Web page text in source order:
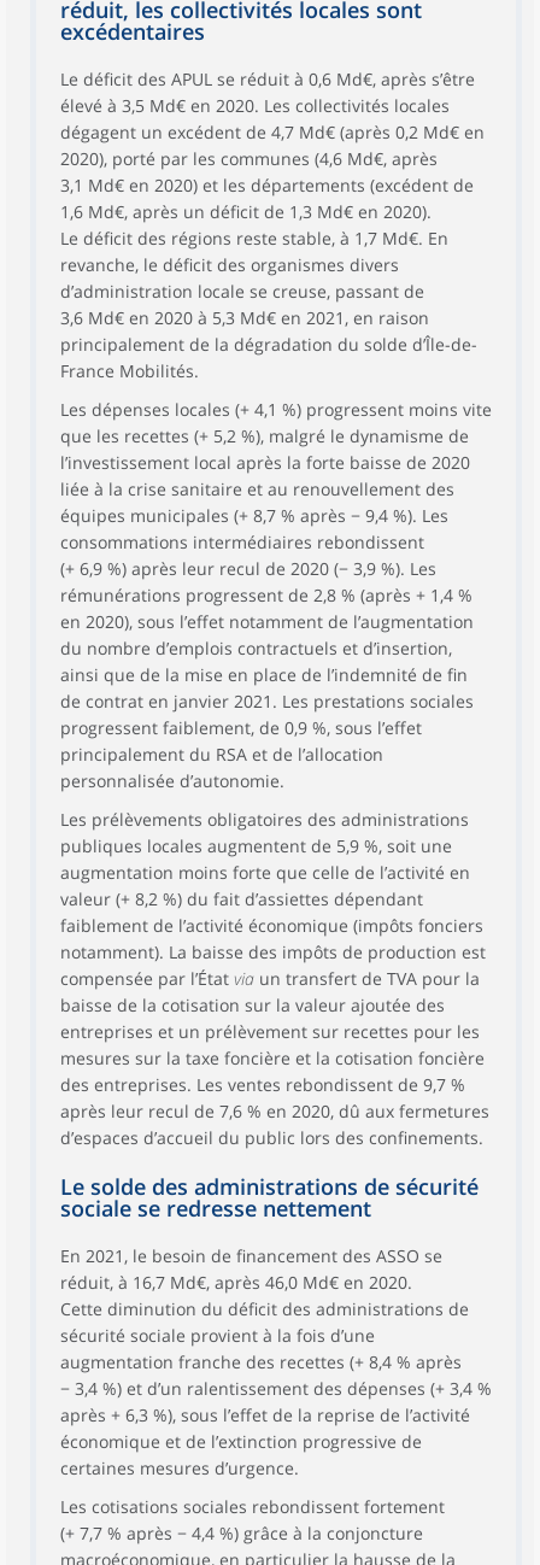
réduit, les collectivités locales sont
excédentaires
Le déficit des APUL se réduit à 0,6 Md€, après s’être
élevé à 3,5 Md€ en 2020. Les collectivités locales
dégagent un excédent de 4,7 Md€ (après 0,2 Md€ en
2020), porté par les communes (4,6 Md€, après
3,1 Md€ en 2020) et les départements (excédent de
1,6 Md€, après un déficit de 1,3 Md€ en 2020).
Le déficit des régions reste stable, à 1,7 Md€. En
revanche, le déficit des organismes divers
d’administration locale se creuse, passant de
3,6 Md€ en 2020 à 5,3 Md€ en 2021, en raison
principalement de la dégradation du solde d’Île-de-
France Mobilités.
Les dépenses locales (+ 4,1 %) progressent moins vite
que les recettes (+ 5,2 %), malgré le dynamisme de
l’investissement local après la forte baisse de 2020
liée à la crise sanitaire et au renouvellement des
équipes municipales (+ 8,7 % après − 9,4 %). Les
consommations intermédiaires rebondissent
(+ 6,9 %) après leur recul de 2020 (− 3,9 %). Les
rémunérations progressent de 2,8 % (après + 1,4 %
en 2020), sous l’effet notamment de l’augmentation
du nombre d’emplois contractuels et d’insertion,
ainsi que de la mise en place de l’indemnité de fin
de contrat en janvier 2021. Les prestations sociales
progressent faiblement, de 0,9 %, sous l’effet
principalement du RSA et de l’allocation
personnalisée d’autonomie.
Les prélèvements obligatoires des administrations
publiques locales augmentent de 5,9 %, soit une
augmentation moins forte que celle de l’activité en
valeur (+ 8,2 %) du fait d’assiettes dépendant
faiblement de l’activité économique (impôts fonciers
notamment). La baisse des impôts de production est
compensée par l’État via un transfert de TVA pour la
baisse de la cotisation sur la valeur ajoutée des
entreprises et un prélèvement sur recettes pour les
mesures sur la taxe foncière et la cotisation foncière
des entreprises. Les ventes rebondissent de 9,7 %
après leur recul de 7,6 % en 2020, dû aux fermetures
d’espaces d’accueil du public lors des confinements.
Le solde des administrations de sécurité
sociale se redresse nettement
En 2021, le besoin de financement des ASSO se
réduit, à 16,7 Md€, après 46,0 Md€ en 2020.
Cette diminution du déficit des administrations de
sécurité sociale provient à la fois d’une
augmentation franche des recettes (+ 8,4 % après
− 3,4 %) et d’un ralentissement des dépenses (+ 3,4 %
après + 6,3 %), sous l’effet de la reprise de l’activité
économique et de l’extinction progressive de
certaines mesures d’urgence.
Les cotisations sociales rebondissent fortement
(+ 7,7 % après − 4,4 %) grâce à la conjoncture
macroéconomique, en particulier la hausse de la